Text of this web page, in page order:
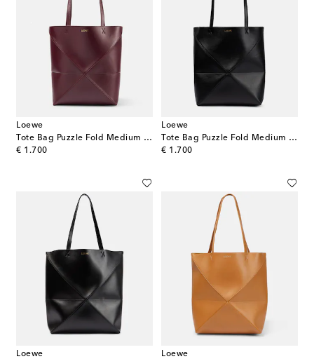
Loewe
Tote Bag Puzzle Fold Medium aus Leder
€ 1.700
original price
Loewe
Tote Bag Puzzle Fold Medium aus Leder
€ 1.700
original price
Loewe
Loewe